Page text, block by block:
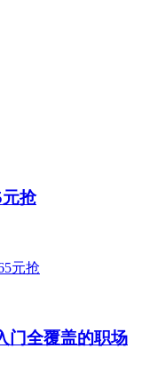
元抢
门全覆盖的职场